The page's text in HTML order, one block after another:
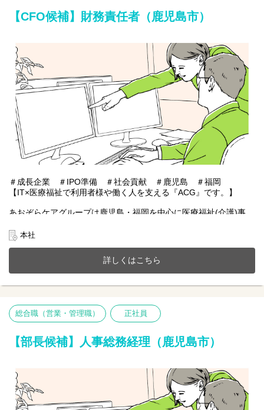
■中長期的経営戦略を実現するための会社組織づくり
■組織体制（人員配置等）構築
■福利厚生系制度の施策立案、推進など
【CFO候補】財務責任者（鹿児島市）
＃成長企業 ＃IPO準備 ＃社会貢献 ＃鹿児島 ＃福岡
【IT×医療福祉で利用者様や働く人を支える『ACG』です。】
あおぞらケアグループは鹿児島・福岡を中心に医療福祉(介護)事
今までのご経験やスキルを当社で発揮して頂ける方を募集してい
ます。
上場及び組織拡大に向け、 事業責任者とコミュニケーションを図
りながら、
きます。
経営層の目線から、今後のACGを支える財務戦略の立案～実行・
■連結決算、開示書類作成、IR資料作成?
■監査法人/税理士事務所/金融機関対応
■ファイナンス（資本政策策定/資金調達管理等）
■内部統制対応、業務プロセス改善など
本社
詳しくはこちら
総合職（営業・管理職） 正社員
【部長候補】人事総務経理（鹿児島市）